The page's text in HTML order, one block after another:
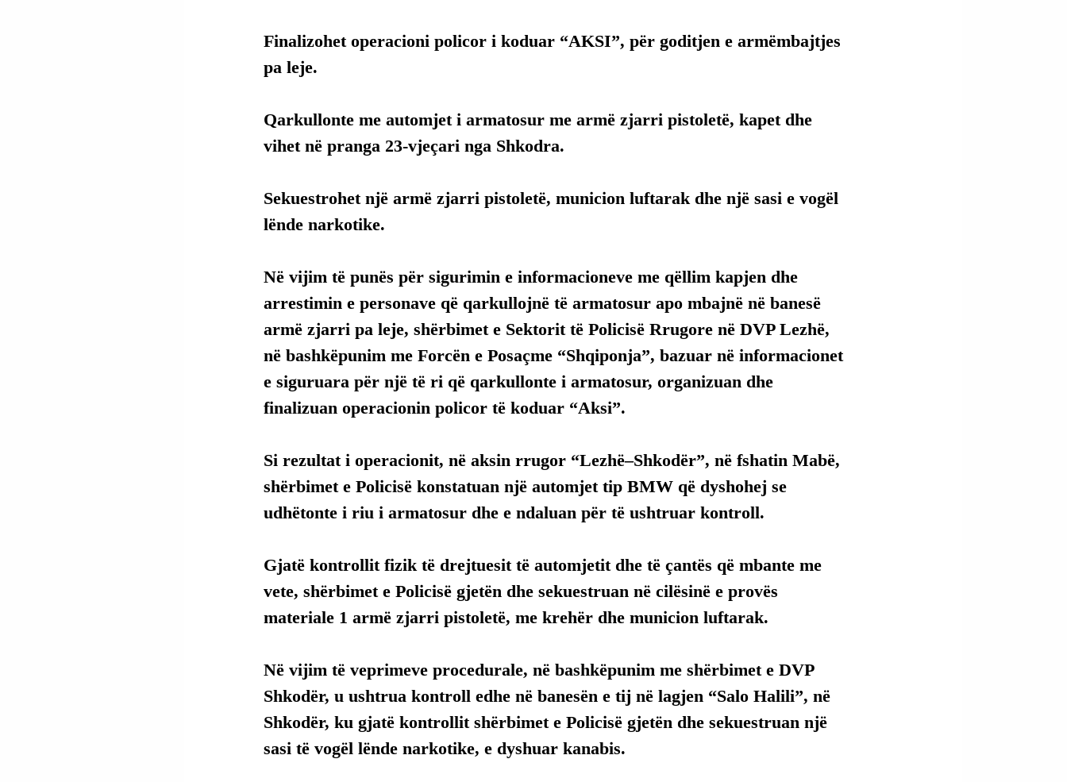
Finalizohet operacioni policor i koduar “AKSI”, për goditjen e armëmbajtjes
pa leje.
Qarkullonte me automjet i armatosur me armë zjarri pistoletë, kapet dhe
vihet në pranga 23-vjeçari nga Shkodra.
Sekuestrohet një armë zjarri pistoletë, municion luftarak dhe një sasi e vogël
lënde narkotike.
Në vijim të punës për sigurimin e informacioneve me qëllim kapjen dhe
arrestimin e personave që qarkullojnë të armatosur apo mbajnë në banesë
armë zjarri pa leje, shërbimet e Sektorit të Policisë Rrugore në DVP Lezhë,
në bashkëpunim me Forcën e Posaçme “Shqiponja”, bazuar në informacionet
e siguruara për një të ri që qarkullonte i armatosur, organizuan dhe
finalizuan operacionin policor të koduar “Aksi”.
Si rezultat i operacionit, në aksin rrugor “Lezhë–Shkodër”, në fshatin Mabë,
shërbimet e Policisë konstatuan një automjet tip BMW që dyshohej se
udhëtonte i riu i armatosur dhe e ndaluan për të ushtruar kontroll.
Gjatë kontrollit fizik të drejtuesit të automjetit dhe të çantës që mbante me
vete, shërbimet e Policisë gjetën dhe sekuestruan në cilësinë e provës
materiale 1 armë zjarri pistoletë, me krehër dhe municion luftarak.
Në vijim të veprimeve procedurale, në bashkëpunim me shërbimet e DVP
Shkodër, u ushtrua kontroll edhe në banesën e tij në lagjen “Salo Halili”, në
Shkodër, ku gjatë kontrollit shërbimet e Policisë gjetën dhe sekuestruan një
sasi të vogël lënde narkotike, e dyshuar kanabis.